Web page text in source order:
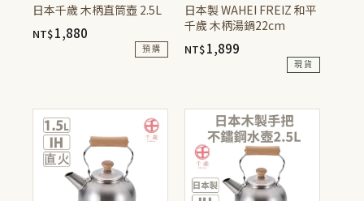
日本千歲 木柄直筒壺 2.5L
NT$1,880
預購
日本製 WAHEI FREIZ 和平
千歲 木柄湯鍋22cm
NT$1,899
現貨